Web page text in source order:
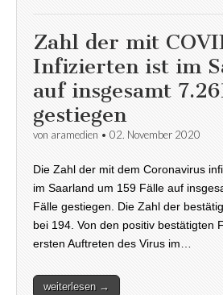
Zahl der mit
Infizierten ist im
auf insgesamt
gestiegen
von aramedien • 02. November 2020
Die Zahl der mit dem Coronavirus
im Saarland um 159 Fälle auf
Fälle gestiegen. Die Zahl der
bei 194. Von den positiv bestätigten
ersten Auftreten des Virus im…
weiterlesen →